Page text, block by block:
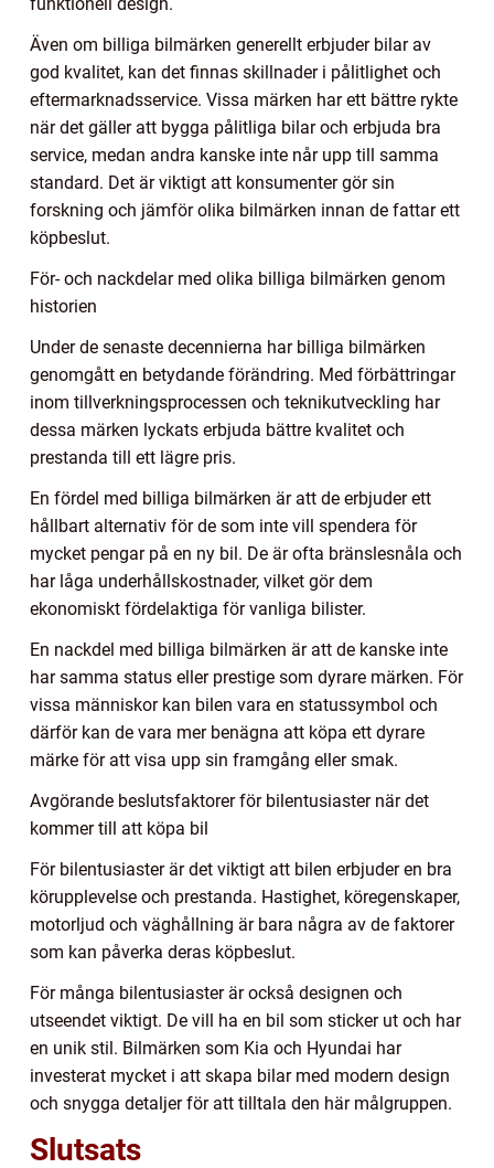
Även om billiga bilmärken generellt erbjuder bilar av
god kvalitet, kan det finnas skillnader i pålitlighet och
eftermarknadsservice. Vissa märken har ett bättre rykte
när det gäller att bygga pålitliga bilar och erbjuda bra
service, medan andra kanske inte når upp till samma
standard. Det är viktigt att konsumenter gör sin
forskning och jämför olika bilmärken innan de fattar ett
köpbeslut.
För- och nackdelar med olika billiga bilmärken genom
historien
Under de senaste decennierna har billiga bilmärken
genomgått en betydande förändring. Med förbättringar
inom tillverkningsprocessen och teknikutveckling har
dessa märken lyckats erbjuda bättre kvalitet och
prestanda till ett lägre pris.
En fördel med billiga bilmärken är att de erbjuder ett
hållbart alternativ för de som inte vill spendera för
mycket pengar på en ny bil. De är ofta bränslesnåla och
har låga underhållskostnader, vilket gör dem
ekonomiskt fördelaktiga för vanliga bilister.
En nackdel med billiga bilmärken är att de kanske inte
har samma status eller prestige som dyrare märken. För
vissa människor kan bilen vara en statussymbol och
därför kan de vara mer benägna att köpa ett dyrare
märke för att visa upp sin framgång eller smak.
Avgörande beslutsfaktorer för bilentusiaster när det
kommer till att köpa bil
För bilentusiaster är det viktigt att bilen erbjuder en bra
körupplevelse och prestanda. Hastighet, köregenskaper,
motorljud och väghållning är bara några av de faktorer
som kan påverka deras köpbeslut.
För många bilentusiaster är också designen och
utseendet viktigt. De vill ha en bil som sticker ut och har
en unik stil. Bilmärken som Kia och Hyundai har
investerat mycket i att skapa bilar med modern design
och snygga detaljer för att tilltala den här målgruppen.
Slutsats